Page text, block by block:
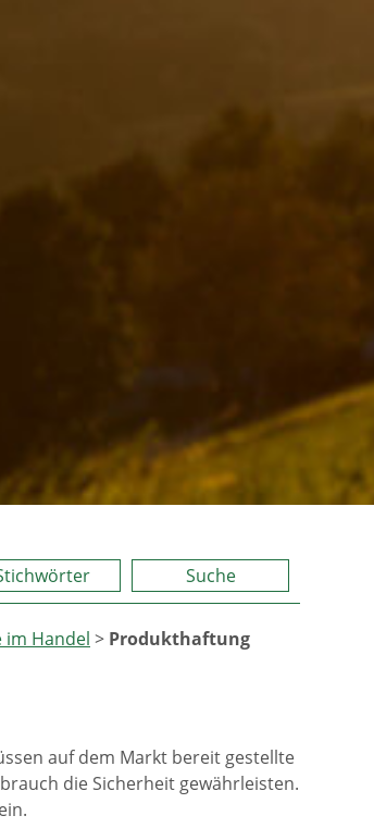
Suche
im Handel > Produkthaftung
auf dem Markt bereit gestellte
die Sicherheit gewährleisten.